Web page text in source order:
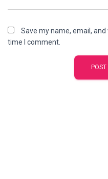
Save my name, email,
time I comment.